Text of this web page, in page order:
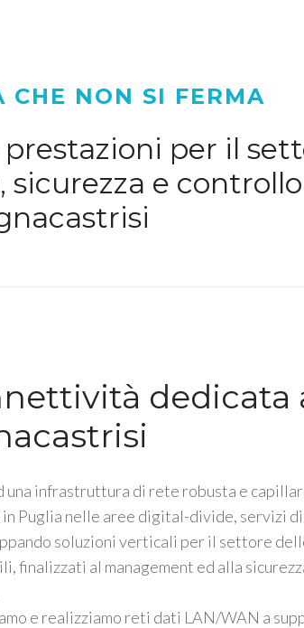
CHE NON SI FERMA
per il
e
dedicata
una infrastruttura di rete robusta e
Puglia nelle aree digital-divide, servizi di
soluzioni verticali per il settore
finalizzati al management ed alla
e realizziamo reti dati LAN/WAN a